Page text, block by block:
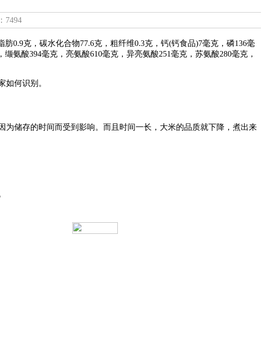
7494
克，碳水化合物77.6克，粗纤维0.3克，钙(钙食品)7毫克，磷136毫
氨酸394毫克，亮氨酸610毫克，异亮氨酸251毫克，苏氨酸280毫克，
何识别。
储存的时间而受到影响。而且时间一长，大米的品质就下降，煮出来